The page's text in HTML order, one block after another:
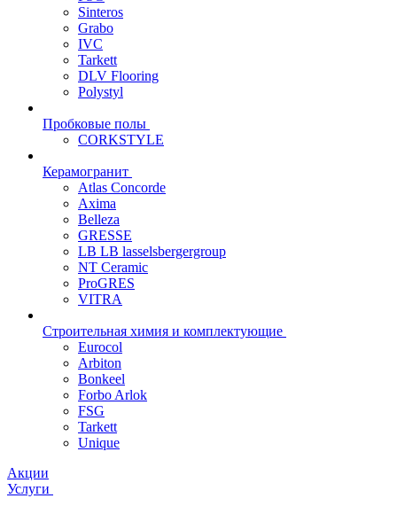
Sinteros
Grabo
IVC
Tarkett
DLV Flooring
Polystyl
Пробковые полы
CORKSTYLE
Керамогранит
Atlas Concorde
Axima
Belleza
GRESSE
LB LB lasselsbergergroup
NT Ceramic
ProGRES
VITRA
Строительная химия и комплектующие
Eurocol
Arbiton
Bonkeel
Forbo Arlok
FSG
Tarkett
Unique
Акции
Услуги